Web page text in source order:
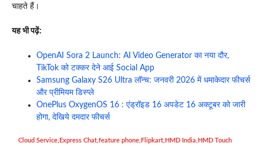
चाहते हैं।
यह भी पढ़ें:
OpenAI Sora 2 Launch: AI Video Generator का नया दौर,
TikTok को टक्कर देने आई Social App
Samsung Galaxy S26 Ultra लॉन्च: जनवरी 2026 में धमाकेदार फीचर्स
और प्रीमियम डिस्प्ले
OnePlus OxygenOS 16 : एंड्रॉइड 16 अपडेट 16 अक्टूबर को जारी
होगा, देखिये दमदार फीचर्स
Cloud Service Express Chat feature phone Flipkart HMD India HMD Touch